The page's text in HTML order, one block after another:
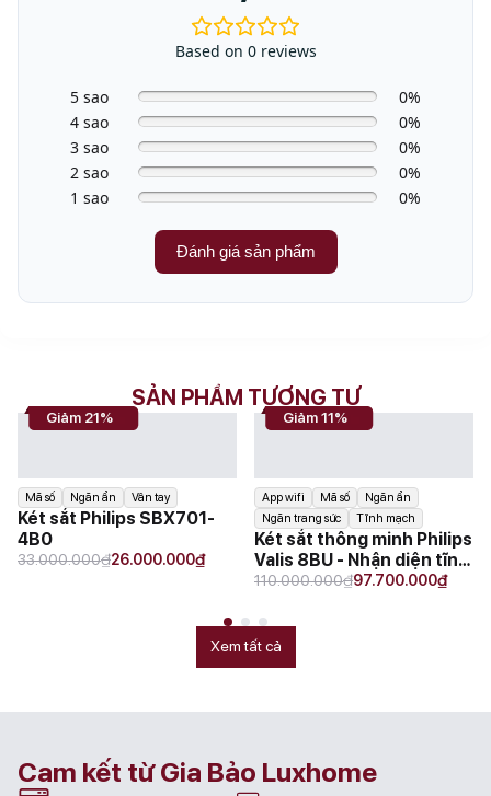
Based on 0 reviews
5 sao
0%
4 sao
0%
3 sao
0%
2 sao
0%
1 sao
0%
Đánh giá sản phẩm
SẢN PHẨM TƯƠNG TỰ
Xem tất cả
Giảm 21%
Mã số Ngăn ẩn Vân tay
Két sắt Philips SBX701-
4B0
33.000.000₫
Original
26.000.000₫
Current
Giảm 11%
App wifi Mã số
Ngăn ẩn
Ngăn trang sức
Tĩnh mạch
Két sắt thông minh Philips
Valis 8BU - Nhận diện tĩnh
mạch
110.000.000₫
Original
was:
110.000.000₫.
97.700.000₫
Current
is:
97.700.000₫.
Cam kết từ Gia Bảo Luxhome